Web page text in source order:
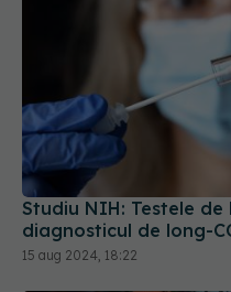
Studiu NIH: Testele
diagnosticul de long-
15 aug 2024, 18:22